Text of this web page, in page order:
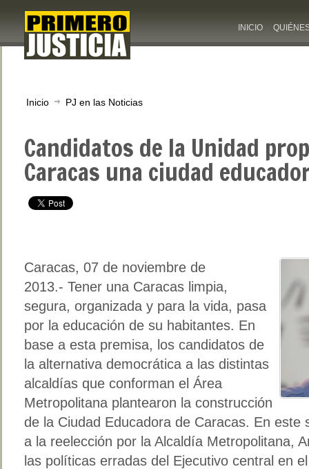
INICIO
Inicio PJ en las Noticias
Candidatos de la Unidad
Caracas una ciudad
Caracas, 07 de noviembre de
2013.- Tener una Caracas limpia,
segura, organizada y para la vida, pasa
por la educación de su habitantes. En
base a esta premisa, los candidatos de
la alternativa democrática a las distintas
alcaldías que conforman el Área
Metropolitana plantearon la construcción
de la Ciudad Educadora de Caracas. En este
a la reelección por la Alcaldía Metropolitana,
las políticas erradas del Ejecutivo central en